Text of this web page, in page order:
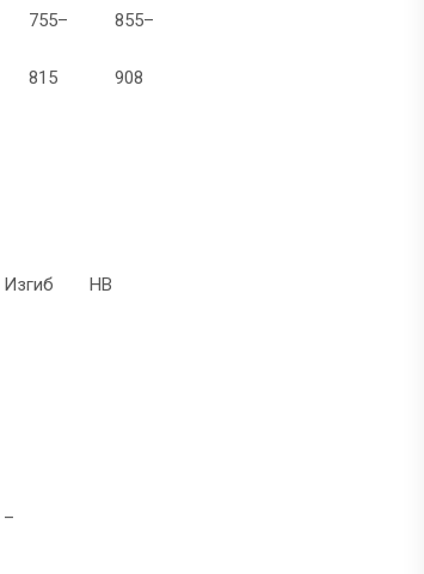
755–
815
855–
908
Изгиб
НВ
–